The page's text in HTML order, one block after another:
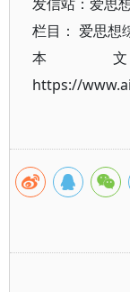
栏目： 爱思想
本
https://